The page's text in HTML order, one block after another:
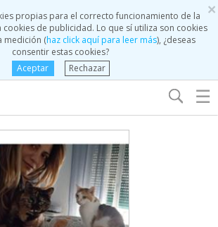
×
propias para el correcto funcionamiento de la
de publicidad. Lo que sí utiliza son cookies
medición (haz click aquí para leer más), ¿deseas
consentir estas cookies?
Aceptar
Rechazar
☰